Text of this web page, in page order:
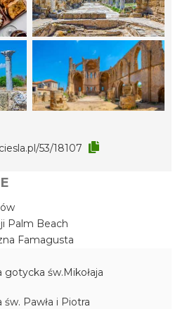
53/18107
Palm Beach
Famagusta
gotycka św.Mikołaja
św. Pawła i Piotra